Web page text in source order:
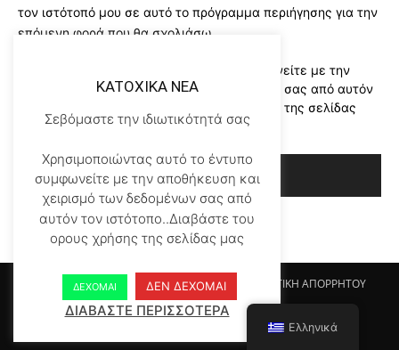
τον ιστότοπό μου σε αυτό το πρόγραμμα περιήγησης για την
επόμενη φορά που θα σχολιάσω.
Χρησιμοποιώντας αυτό το έντυπο συμφωνείτε με την
αποθήκευση και χειρισμό των δεδομένων σας από αυτόν
τον ιστότοπο..Διαβάστε του ορους χρήσης της σελίδας
μας*
Αρχικη KATOHIKA NEA Login Register
ΠΟΛΙΤΙΚΗ ΑΠΟΡΡΗΤΟΥ
ΟΡΟΙ ΧΡΗΣΗΣ
ΕΠΙΚΟΙΝΩΝΙΑ
© Newspaper WordPress Theme by TagDiv
KATOXIKA NEA
Σεβόμαστε την ιδιωτικότητά σας
Χρησιμοποιώντας αυτό το έντυπο
συμφωνείτε με την αποθήκευση και
χειρισμό των δεδομένων σας από
αυτόν τον ιστότοπο..Διαβάστε του
ορους χρήσης της σελίδας μας
ΔΕΧΟΜΑΙ ΔΕΝ ΔΕΧΟΜΑΙ
ΔΙΑΒΑΣΤΕ ΠΕΡΙΣΣΟΤΕΡΑ
Ελληνικά